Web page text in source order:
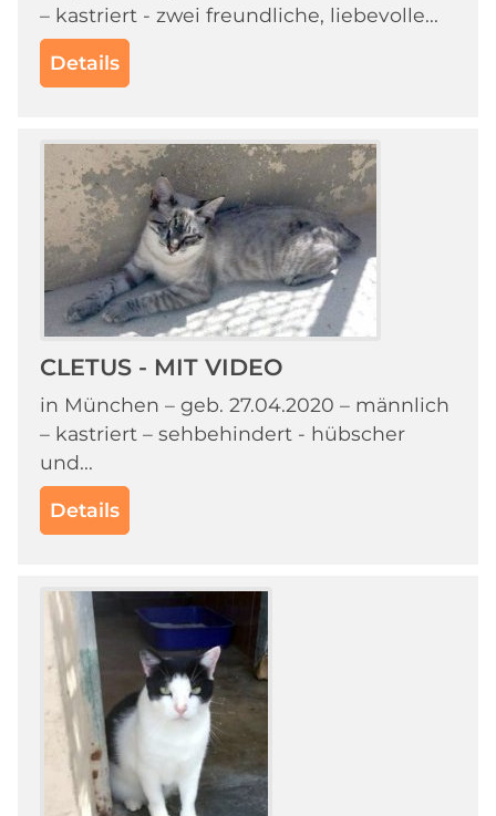
– kastriert - zwei freundliche, liebevolle...
Details
CLETUS - MIT VIDEO
in München – geb. 27.04.2020 – männlich
– kastriert – sehbehindert - hübscher
und...
Details